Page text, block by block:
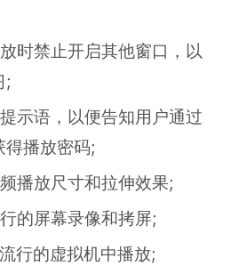
禁止开启其他窗口，以
;
语，以便告知用户通过
播放密码;
放尺寸和拉伸效果;
屏幕录像和拷屏;
的虚拟机中播放;